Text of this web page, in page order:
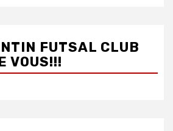
FUTSAL CLUB
VOUS!!!